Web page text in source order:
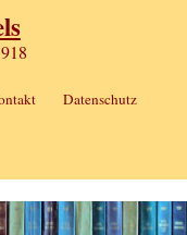
Datenschutz